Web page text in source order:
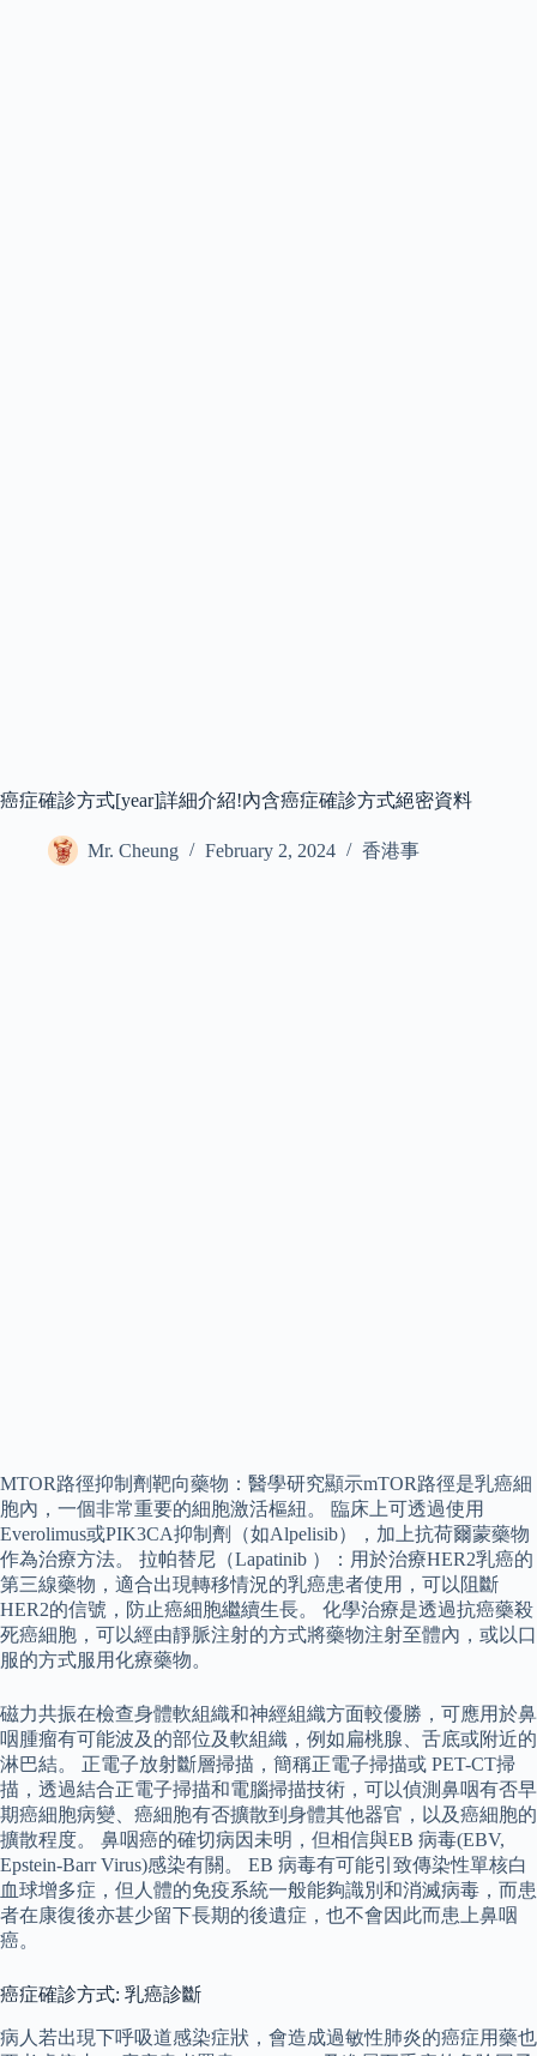
癌症確診方式[year]詳細介紹!內含癌症確診方式絕密資料
Mr. Cheung February 2, 2024 香港事
MTOR路徑抑制劑靶向藥物：醫學研究顯示mTOR路徑是乳癌細
胞內，一個非常重要的細胞激活樞紐。 臨床上可透過使用
Everolimus或PIK3CA抑制劑（如Alpelisib），加上抗荷爾蒙藥物
作為治療方法。 拉帕替尼（Lapatinib ）：用於治療HER2乳癌的
第三線藥物，適合出現轉移情況的乳癌患者使用，可以阻斷
HER2的信號，防止癌細胞繼續生長。 化學治療是透過抗癌藥殺
死癌細胞，可以經由靜脈注射的方式將藥物注射至體內，或以口
服的方式服用化療藥物。
磁力共振在檢查身體軟組織和神經組織方面較優勝，可應用於鼻
咽腫瘤有可能波及的部位及軟組織，例如扁桃腺、舌底或附近的
淋巴結。 正電子放射斷層掃描，簡稱正電子掃描或 PET-CT掃
描，透過結合正電子掃描和電腦掃描技術，可以偵測鼻咽有否早
期癌細胞病變、癌細胞有否擴散到身體其他器官，以及癌細胞的
擴散程度。 鼻咽癌的確切病因未明，但相信與EB 病毒(EBV,
Epstein-Barr Virus)感染有關。 EB 病毒有可能引致傳染性單核白
血球增多症，但人體的免疫系統一般能夠識別和消滅病毒，而患
者在康復後亦甚少留下長期的後遺症，也不會因此而患上鼻咽
癌。
癌症確診方式: 乳癌診斷
病人若出現下呼吸道感染症狀，會造成過敏性肺炎的癌症用藥也